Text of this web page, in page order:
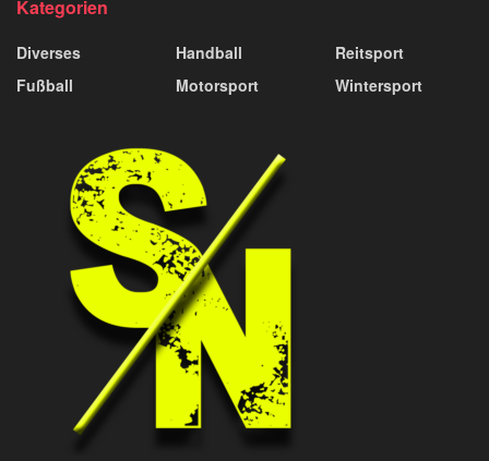
Kategorien
Diverses
Fußball
Handball
Motorsport
Reitsport
Wintersport